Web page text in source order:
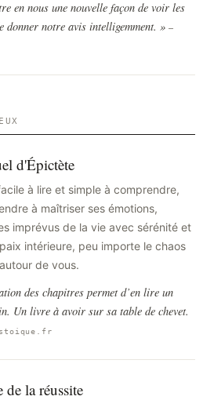
en nous une nouvelle façon de voir les
donner notre avis intelligemment. » —
d'Épictète
à lire et simple à comprendre,
à maîtriser ses émotions,
imprévus de la vie avec sérénité et
intérieure, peu importe le chaos
de vous.
des chapitres permet d’en lire un
Un livre à avoir sur sa table de chevet.
de la réussite